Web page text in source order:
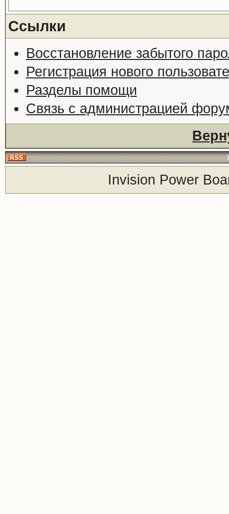
Ссылки
Восстановление забытого
Регистрация нового
Разделы помощи
Связь с администрацией
Invision Power